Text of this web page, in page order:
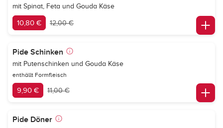
mit Spinat, Feta und Gouda Käse
10,80 € 12,00 €
Pide Schinken
mit Putenschinken und Gouda Käse
enthällt Formfleisch
9,90 € 11,00 €
Pide Döner